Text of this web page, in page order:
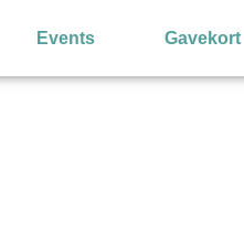
Events Gavekort